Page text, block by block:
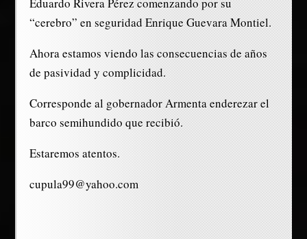
“cerebro” en seguridad Enrique Guevara Montiel.
Ahora estamos viendo las consecuencias de años
de pasividad y complicidad.
Corresponde al gobernador Armenta enderezar el
barco semihundido que recibió.
Estaremos atentos.
cupula99@yahoo.com